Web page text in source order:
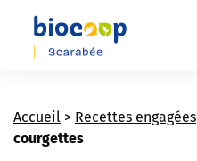
Skip
content
Accueil > Recettes engagées
courgettes